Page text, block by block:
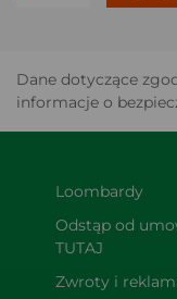
Dane dotyczące
informacje o
Loombardy
Odstąp od
TUTAJ
Zwroty i